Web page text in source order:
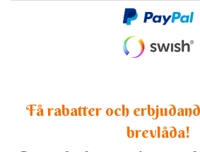
Få rabatter och
brevlåda!